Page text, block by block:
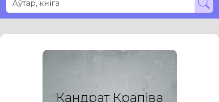
Кандрат Крапіва